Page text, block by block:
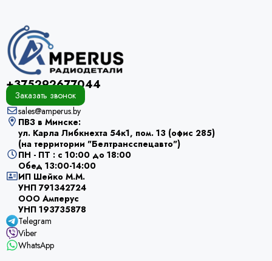
+375292677044
Заказать звонок
sales@amperus.by
ПВЗ в Минске:
ул. Карла Либкнехта 54к1, пом. 13 (офис 285)
(на территории "Белтрансспецавто")
ПН - ПТ : с 10:00 до 18:00
Обед 13:00-14:00
ИП Шейко М.М.
УНП 791342724
ООО Амперус
УНП 193735878
Telegram
Viber
WhatsApp